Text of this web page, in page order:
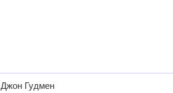
Джон Гудмен